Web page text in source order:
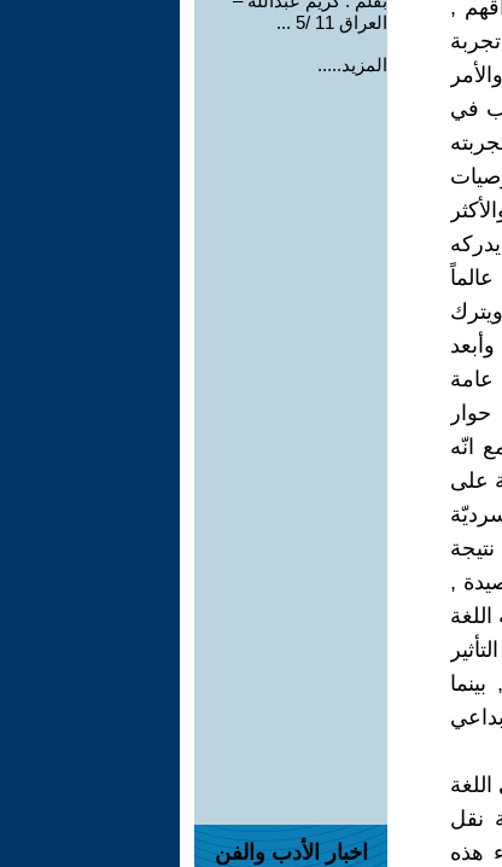
,
في
عامة
انّه
على
,
نقل
هذه
العراق 11 /5 ...
المزيد.....
اخبار الأدب والفن